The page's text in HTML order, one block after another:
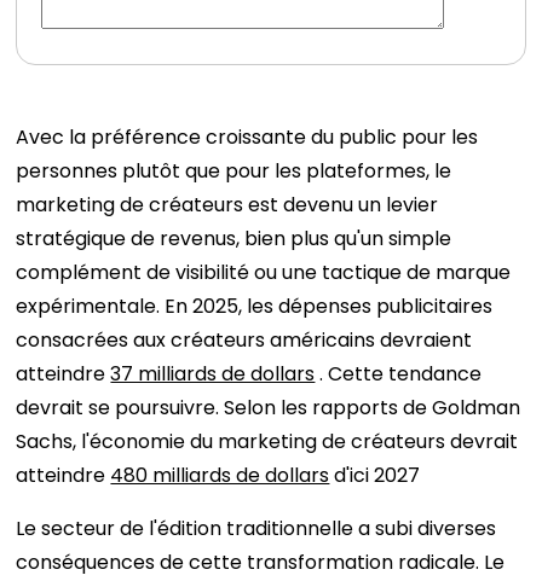
Avec la préférence croissante du public pour les
personnes plutôt que pour les plateformes, le
marketing de créateurs est devenu un levier
stratégique de revenus, bien plus qu'un simple
complément de visibilité ou une tactique de marque
expérimentale. En 2025, les dépenses publicitaires
consacrées aux créateurs américains devraient
atteindre37 milliards de dollars. Cette tendance
devrait se poursuivre. Selon les rapports de Goldman
Sachs, l'économie du marketing de créateurs devrait
atteindre 480 milliards de dollarsd'ici 2027
Le secteur de l'édition traditionnelle a subi diverses
conséquences de cette transformation radicale. Le